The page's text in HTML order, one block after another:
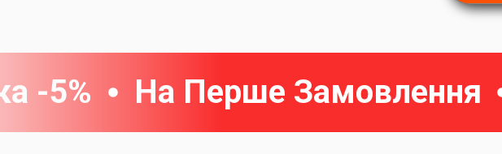
-5% На Перше Замовлення